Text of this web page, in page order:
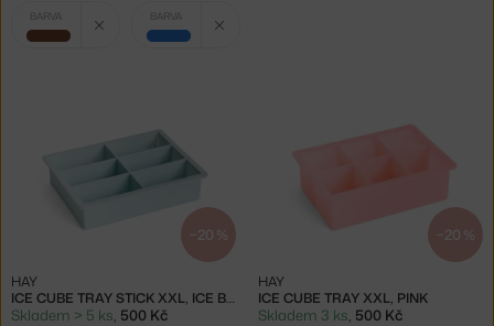
Vybrané
filtry:
BARVA
hnědá
BARVA
modrá
−20 %
ICE CUBE TRAY STICK XXL, ICE BLUE
HAY
Skladem > 5 ks 500 Kč
−20 %
ICE CUBE TRAY XXL, PINK
HAY
Skladem 3 ks 500 Kč